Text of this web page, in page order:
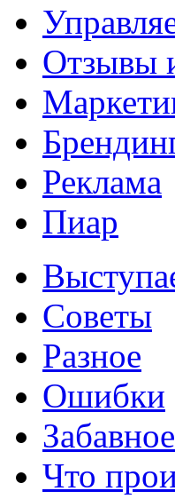
Отзывы
Реклама
Пиар
Советы
Разное
Ошибки
Забавное
Что